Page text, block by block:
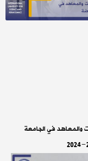
والمعاهد في الجامعة